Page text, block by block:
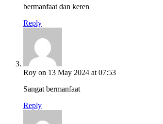
bermanfaat dan keren
Reply
Roy on 13 May 2024 at 07:53
Sangat bermanfaat
Reply